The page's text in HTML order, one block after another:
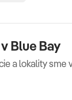
Blue Bay
a lokality sme